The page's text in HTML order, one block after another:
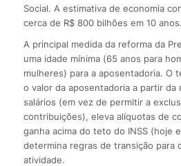
Social. A estimativa de economia
cerca de R$ 800 bilhões em 10 anos.
A principal medida da reforma da
uma idade mínima (65 anos para
mulheres) para a aposentadoria. O
o valor da aposentadoria a partir da
salários (em vez de permitir a
contribuições), eleva alíquotas de
ganha acima do teto do INSS (hoje
determina regras de transição para
atividade.